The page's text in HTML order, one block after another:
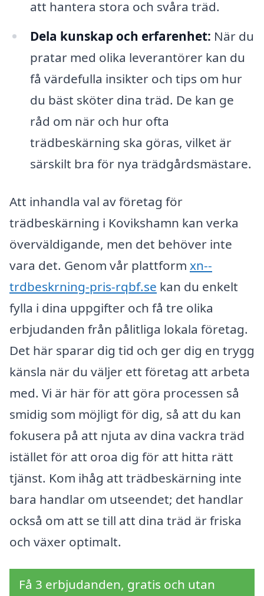
att hantera stora och svåra träd.
Dela kunskap och erfarenhet: När du
pratar med olika leverantörer kan du
få värdefulla insikter och tips om hur
du bäst sköter dina träd. De kan ge
råd om när och hur ofta
trädbeskärning ska göras, vilket är
särskilt bra för nya trädgårdsmästare.
Att inhandla val av företag för
trädbeskärning i Kovikshamn kan verka
överväldigande, men det behöver inte
vara det. Genom vår plattform xn--
trdbeskrning-pris-rqbf.se kan du enkelt
fylla i dina uppgifter och få tre olika
erbjudanden från pålitliga lokala företag.
Det här sparar dig tid och ger dig en trygg
känsla när du väljer ett företag att arbeta
med. Vi är här för att göra processen så
smidig som möjligt för dig, så att du kan
fokusera på att njuta av dina vackra träd
istället för att oroa dig för att hitta rätt
tjänst. Kom ihåg att trädbeskärning inte
bara handlar om utseendet; det handlar
också om att se till att dina träd är friska
och växer optimalt.
Få 3 erbjudanden, gratis och utan